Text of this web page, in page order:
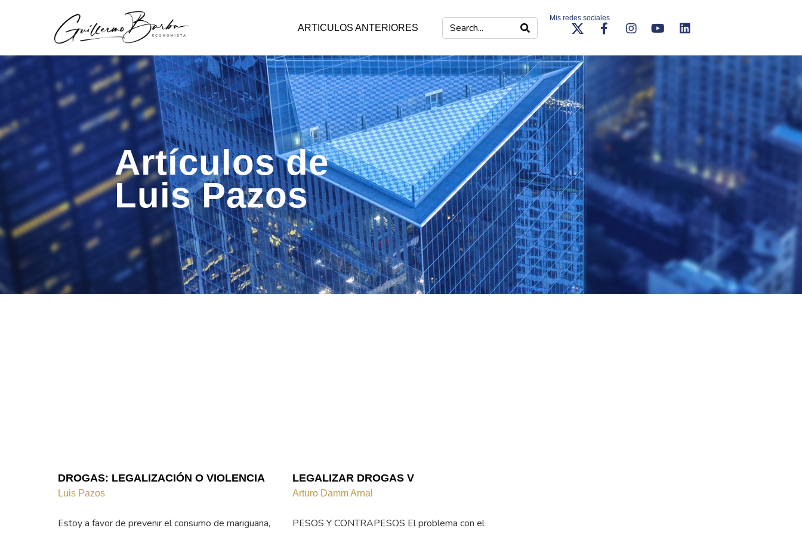
ARTICULOS ANTERIORES
Mis redes sociales
Artículos de
Luis Pazos
DROGAS: LEGALIZACIÓN O VIOLENCIA
Luis Pazos
Estoy a favor de prevenir el consumo de mariguana,
LEGALIZAR DROGAS V
Arturo Damm Arnal
PESOS Y CONTRAPESOS El problema con el